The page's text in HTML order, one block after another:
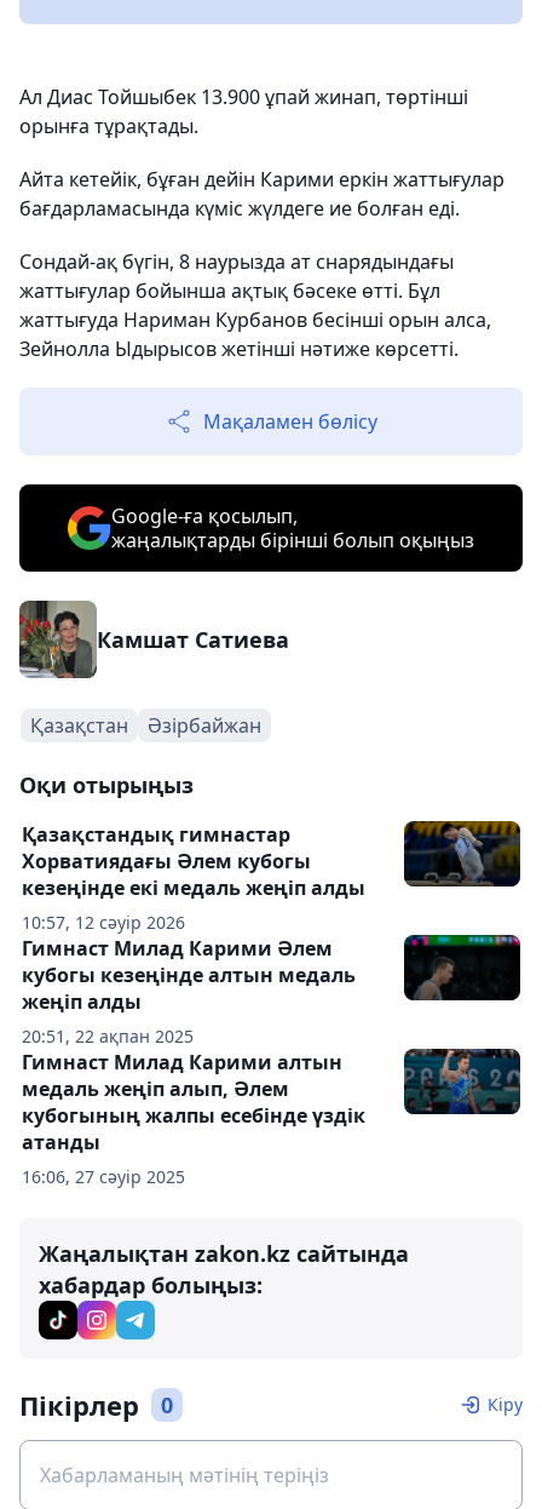
Ал Диас Тойшыбек 13.900 ұпай жинап, төртінші
орынға тұрақтады.
Айта кетейік, бұған дейін Карими еркін жаттығулар
бағдарламасында күміс жүлдеге ие болған еді.
Сондай-ақ бүгін, 8 наурызда ат снарядындағы
жаттығулар бойынша ақтық бәсеке өтті. Бұл
жаттығуда Нариман Курбанов бесінші орын алса,
Зейнолла Ыдырысов жетінші нәтиже көрсетті.
Мақаламен бөлісу
Google-ға қосылып,
жаңалықтарды бірінші болып оқыңыз
Камшат Сатиева
Қазақстан Әзірбайжан
Оқи отырыңыз
10:57, 12 сәуір 2026
Қазақстандық гимнастар
Хорватиядағы Әлем кубогы
кезеңінде екі медаль жеңіп алды
20:51, 22 ақпан 2025
Гимнаст Милад Карими Әлем
кубогы кезеңінде алтын медаль
жеңіп алды
16:06, 27 сәуір 2025
Гимнаст Милад Карими алтын
медаль жеңіп алып, Әлем
кубогының жалпы есебінде үздік
атанды
Жаңалықтан zakon.kz сайтында
хабардар болыңыз:
Пікірлер 0 Кіру